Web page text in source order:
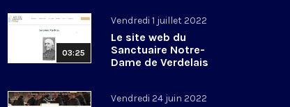
03:25
Vendredi 1 juillet 2022
Le site web du
Sanctuaire Notre-
Dame de Verdelais
Vendredi 24 juin 2022